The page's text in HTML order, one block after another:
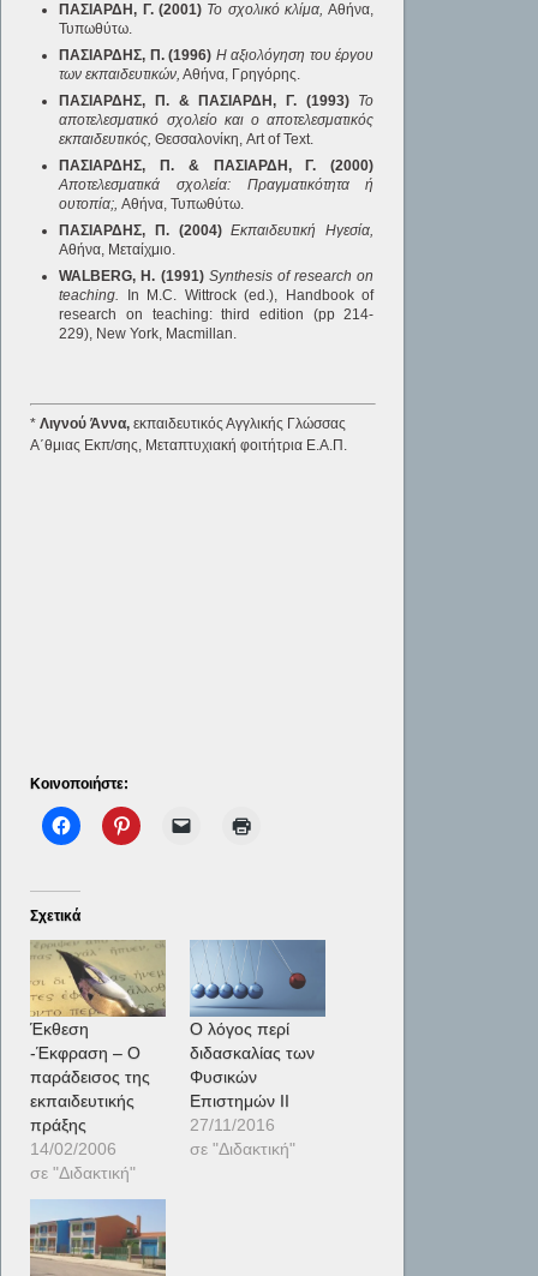
ΠΑΣΙΑΡΔΗ, Γ. (2001) Το σχολικό κλίμα,Αθήνα,
Τυπωθύτω.
ΠΑΣΙΑΡΔΗΣ, Π. (1996) Η αξιολόγηση του έργου
των εκπαιδευτικών, Αθήνα, Γρηγόρης.
ΠΑΣΙΑΡΔΗΣ, Π. & ΠΑΣΙΑΡΔΗ, Γ. (1993) Το
αποτελεσματικό σχολείο και ο αποτελεσματικός
εκπαιδευτικός,Θεσσαλονίκη, Art of Text.
ΠΑΣΙΑΡΔΗΣ, Π. & ΠΑΣΙΑΡΔΗ, Γ. (2000)
Αποτελεσματικά σχολεία: Πραγματικότητα ή
ουτοπία;,Αθήνα, Τυπωθύτω.
ΠΑΣΙΑΡΔΗΣ, Π. (2004) Εκπαιδευτική Ηγεσία,
Αθήνα, Μεταίχμιο.
WALBERG, H. (1991) Synthesis of research on
teaching. In M.C. Wittrock (ed.), Handbook of
research on teaching: third edition (pp 214-
229), New York, Macmillan.
*Λιγνού Άννα,εκπαιδευτικός Αγγλικής Γλώσσας
Α΄θμιας Εκπ/σης, Μεταπτυχιακή φοιτήτρια Ε.Α.Π.
Κοινοποιήστε:
Σχετικά
Έκθεση
-Έκφραση – Ο
παράδεισος της
εκπαιδευτικής
πράξης
14/02/2006
σε "Διδακτική"
Ο λόγος περί
διδασκαλίας των
Φυσικών
Επιστημών ΙΙ
27/11/2016
σε "Διδακτική"